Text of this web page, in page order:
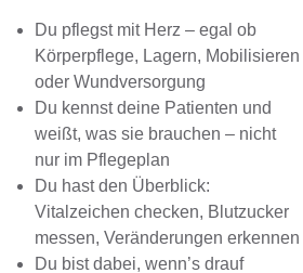
Du pflegst mit Herz – egal ob
Körperpflege, Lagern, Mobilisieren
oder Wundversorgung
Du kennst deine Patienten und
weißt, was sie brauchen – nicht
nur im Pflegeplan
Du hast den Überblick:
Vitalzeichen checken, Blutzucker
messen, Veränderungen erkennen
Du bist dabei, wenn’s drauf